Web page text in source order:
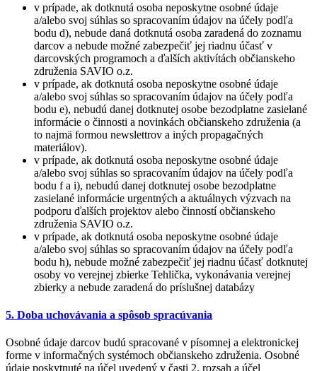
v prípade, ak dotknutá osoba neposkytne osobné údaje
a/alebo svoj súhlas so spracovaním údajov na účely podľa
bodu d), nebude daná dotknutá osoba zaradená do zoznamu
darcov a nebude možné zabezpečiť jej riadnu účasť v
darcovských programoch a ďalších aktivítách občianskeho
združenia SAVIO o.z.
v prípade, ak dotknutá osoba neposkytne osobné údaje
a/alebo svoj súhlas so spracovaním údajov na účely podľa
bodu e), nebudú danej dotknutej osobe bezodplatne zasielané
informácie o činnosti a novinkách občianskeho združenia (a
to najmä formou newslettrov a iných propagačných
materiálov).
v prípade, ak dotknutá osoba neposkytne osobné údaje
a/alebo svoj súhlas so spracovaním údajov na účely podľa
bodu f a i), nebudú danej dotknutej osobe bezodplatne
zasielané informácie urgentných a aktuálnych výzvach na
podporu ďalších projektov alebo činností občianskeho
združenia SAVIO o.z.
v prípade, ak dotknutá osoba neposkytne osobné údaje
a/alebo svoj súhlas so spracovaním údajov na účely podľa
bodu h), nebude možné zabezpečiť jej riadnu účasť dotknutej
osoby vo verejnej zbierke Tehlička, vykonávania verejnej
zbierky a nebude zaradená do príslušnej databázy
5. Doba uchovávania a spôsob spracúvania
Osobné údaje darcov budú spracované v písomnej a elektronickej
forme v informačných systémoch občianskeho združenia. Osobné
údaje poskytnuté na účel uvedený v časti 2. rozsah a účel